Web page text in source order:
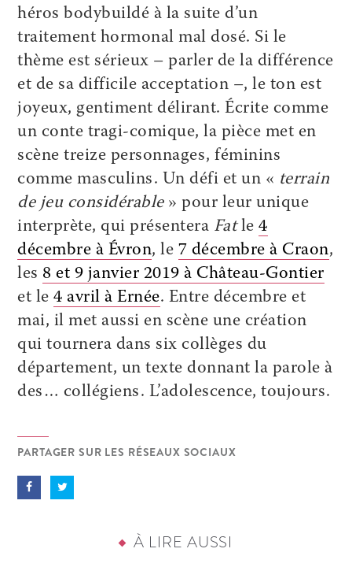
héros bodybuildé à la suite d’un
traitement hormonal mal dosé. Si le
thème est sérieux – parler de la différence
et de sa difficile acceptation –, le ton est
joyeux, gentiment délirant. Écrite comme
un conte tragi-comique, la pièce met en
scène treize personnages, féminins
comme masculins. Un défi et un « terrain
de jeu considérable» pour leur unique
interprète, qui présentera Fatle4
décembre à Évron, le 7 décembre à Craon,
les 8 et 9 janvier 2019 à Château-Gontier
et le4 avril à Ernée. Entre décembre et
mai, il met aussi en scène une création
qui tournera dans six collèges du
département, un texte donnant la parole à
des… collégiens. L’adolescence, toujours.
PARTAGER SUR LES RÉSEAUX SOCIAUX
À LIRE AUSSI